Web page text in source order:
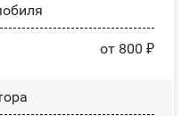
от 800 ₽